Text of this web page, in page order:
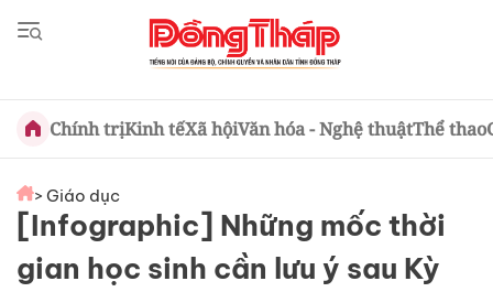
Chính trịKinh tếXã hộiVăn hóa - Nghệ thuậtThể thao
> Giáo dục
[Infographic] Những mốc thời
gian học sinh cần lưu ý sau Kỳ